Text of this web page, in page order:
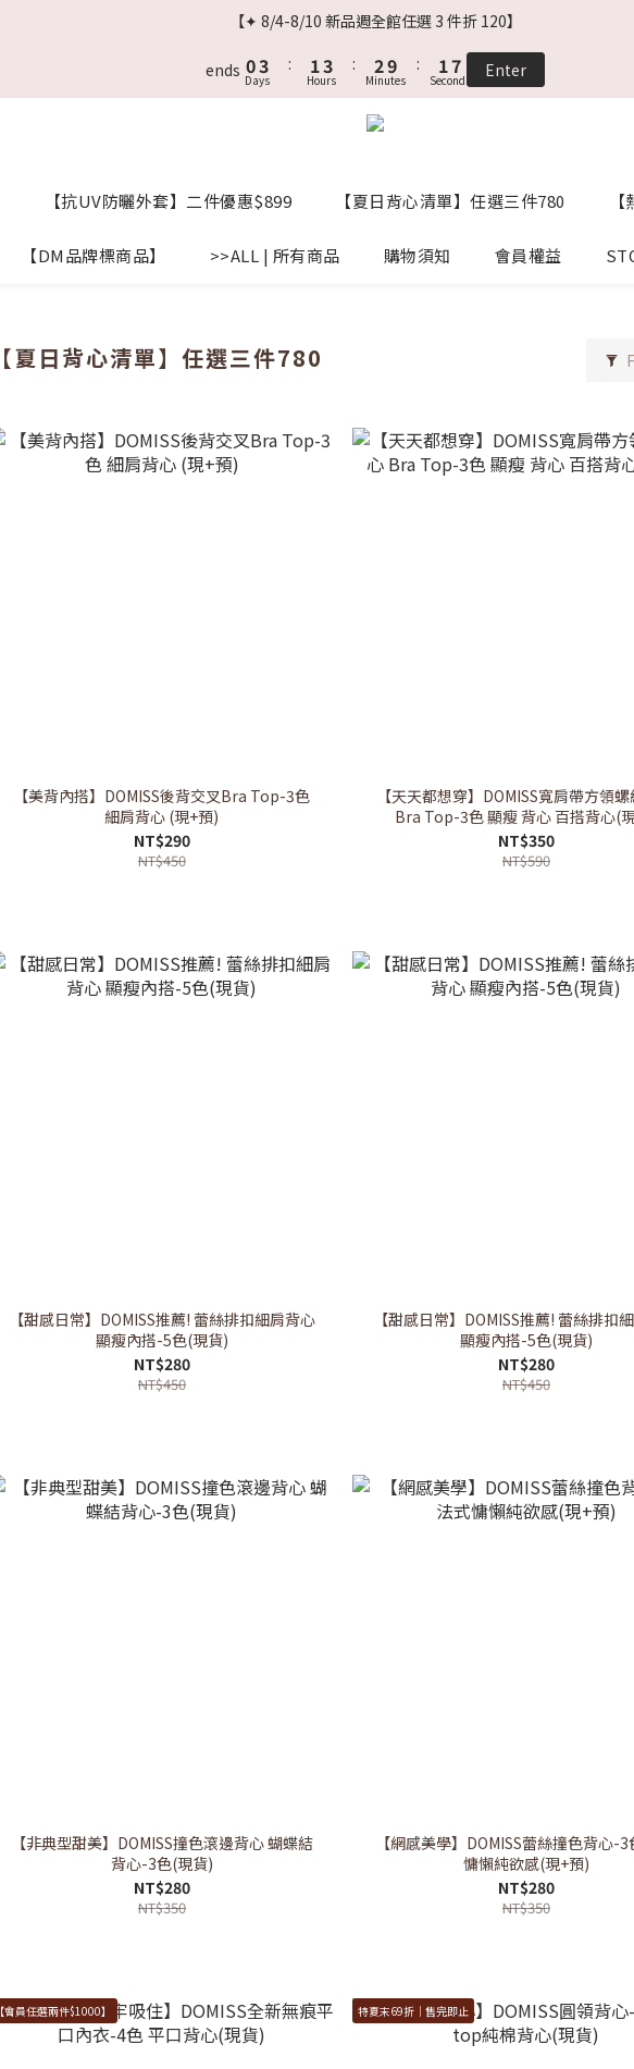
【✦ 8/4-8/10 新品週全館任選 3 件折 120】
ends
2
0
5
3
2
Days
:
3
1
0
5
3
2
Hours
:
4
2
1
0
9
8
3
1
Minutes
:
3
1
0
8
6
5
0
Seconds Enter
【抗UV防曬外套】二件優惠$899 【夏日背心清單】任選三件780
【DM品牌標商品】 >>ALL | 所有商品 購物須知 會員權益
【夏日背心清單】任選三件780
【美背內搭】DOMISS後背交叉Bra Top-3色
細肩背心 (現+預)
NT$290
NT$450
【天天都想穿】DOMISS寬肩帶方領
Bra Top-3色 顯瘦 背心 百搭背心
NT$350
NT$590
【甜感日常】DOMISS推薦! 蕾絲排扣細肩背心
顯瘦內搭-5色(現貨)
NT$280
NT$450
【甜感日常】DOMISS推薦! 蕾絲排扣
顯瘦內搭-5色(現貨)
NT$280
NT$450
【非典型甜美】DOMISS撞色滾邊背心 蝴蝶結
背心-3色(現貨)
NT$280
NT$350
【網感美學】DOMISS蕾絲撞色背心-3
慵懶純欲感(現+預)
NT$280
NT$350
【會員任選兩件$1000】 特夏末69折｜售完即止